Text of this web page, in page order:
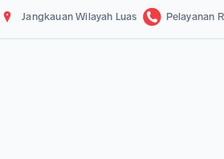
Jangkauan Wilayah Luas Pelayanan